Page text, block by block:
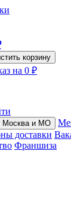
корзину
на 0 ₽
Москва и МО
доставки
Франшиза